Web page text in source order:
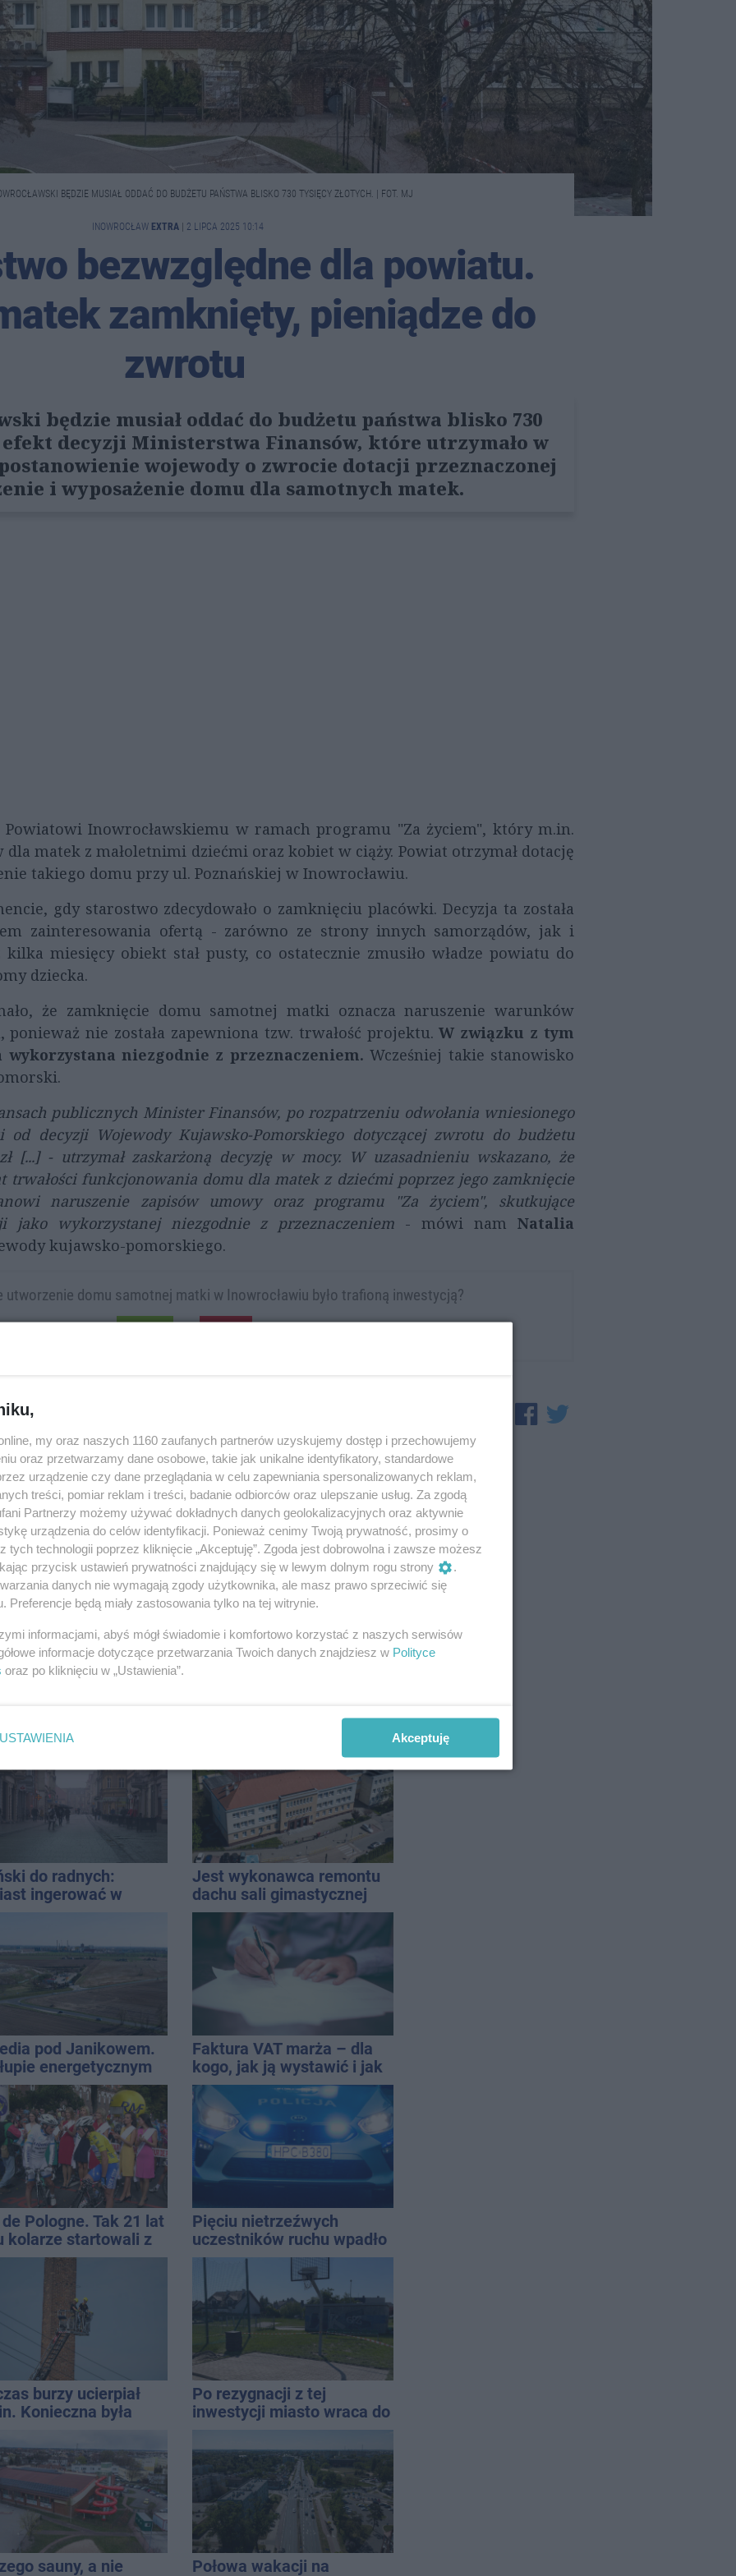
BĘDZIE MUSIAŁ ODDAĆ DO BUDŻETU PAŃSTWA BLISKO 730 TYSIĘCY ZŁOTYCH. | FOT. MJ
INOWROCŁAW EXTRA 2 LIPCA 2025 10:14
bezwzględne dla powiatu.
zamknięty, pieniądze do
zwrotu
będzie musiał oddać do budżetu państwa blisko 730
efekt decyzji Ministerstwa Finansów, które utrzymało w
wojewody o zwrocie dotacji przeznaczonej
i wyposażenie domu dla samotnych matek.
Powiatowi Inowrocławskiemu w ramach programu "Za życiem", który m.in.
matek z małoletnimi dziećmi oraz kobiet w ciąży. Powiat otrzymał dotację
takiego domu przy ul. Poznańskiej w Inowrocławiu.
gdy starostwo zdecydowało o zamknięciu placówki. Decyzja ta została
zainteresowania ofertą - zarówno ze strony innych samorządów, jak i
miesięcy obiekt stał pusty, co ostatecznie zmusiło władze powiatu do
dziecka.
że zamknięcie domu samotnej matki oznacza naruszenie warunków
ponieważ nie została zapewniona tzw. trwałość projektu.W związku z tym
wykorzystana niezgodnie z przeznaczeniem. Wcześniej takie stanowisko
publicznych Minister Finansów, po rozpatrzeniu odwołania wniesionego
od decyzji Wojewody Kujawsko-Pomorskiego dotyczącej zwrotu do budżetu
[...] - utrzymał zaskarżoną decyzję w mocy. W uzasadnieniu wskazano, że
trwałości funkcjonowania domu dla matek z dziećmi poprzez jego zamknięcie
naruszenie zapisów umowy oraz programu "Za życiem", skutkujące
jako wykorzystanej niezgodnie z przeznaczeniem - mówi namNatalia
kujawsko-pomorskiego.
utworzenie domu samotnej matki w Inowrocławiu było trafioną inwestycją?
TAK NIE
nagłośnienie, a przed
stanie
ARENA
oszczędności. Stracił
do radnych:
ingerować w
Jest wykonawca remontu
dachu sali gimastycznej
pod Janikowem.
energetycznym
ciało
Faktura VAT marża – dla
kogo, jak ją wystawić i jak
rozliczyć
Pologne. Tak 21 lat
kolarze startowali z
Pięciu nietrzeźwych
uczestników ruchu wpadło
w ręce policji. Rekordzista
miał 2,6 promila
burzy ucierpiał
Konieczna była
Po rezygnacji z tej
inwestycji miasto wraca do
sauny, a nie
Połowa wakacji na
my oraz naszych 1160 zaufanych partnerów uzyskujemy dostęp i przechowujemy
oraz przetwarzamy dane osobowe, takie jak unikalne identyfikatory, standardowe
urządzenie czy dane przeglądania w celu zapewniania spersonalizowanych reklam,
treści, pomiar reklam i treści, badanie odbiorców oraz ulepszanie usług. Za zgodą
Partnerzy możemy używać dokładnych danych geolokalizacyjnych oraz aktywnie
urządzenia do celów identyfikacji. Ponieważ cenimy Twoją prywatność, prosimy o
tych technologii poprzez kliknięcie „Akceptuję”. Zgoda jest dobrowolna i zawsze możesz
przycisk ustawień prywatności znajdujący się w lewym dolnym rogu strony
.
danych nie wymagają zgody użytkownika, ale masz prawo sprzeciwić się
Preferencje będą miały zastosowania tylko na tej witrynie.
informacjami, abyś mógł świadomie i komfortowo korzystać z naszych serwisów
informacje dotyczące przetwarzania Twoich danych znajdziesz w Polityce
oraz po kliknięciu w „Ustawienia”.
USTAWIENIA Akceptuję